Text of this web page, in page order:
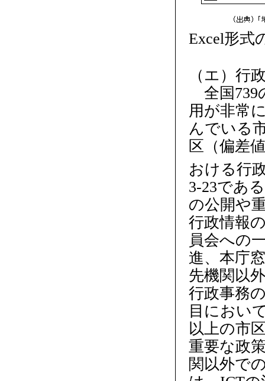
Excel形式
（エ）行
全国739
用が非常
んでいる
区（偏差
おける行
3-23であ
の公開や
行政情報
員会への
進、本庁
先機関以
行政事務
目におい
以上の市
重要な政
関以外で